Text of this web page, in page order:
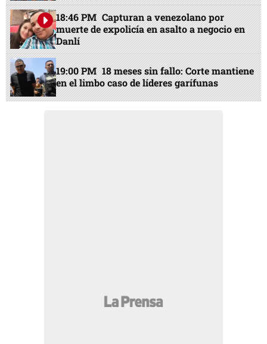
18:46 PM Capturan a venezolano por
muerte de expolicía en asalto a negocio en
Danlí
19:00 PM 18 meses sin fallo: Corte mantiene
en el limbo caso de líderes garífunas